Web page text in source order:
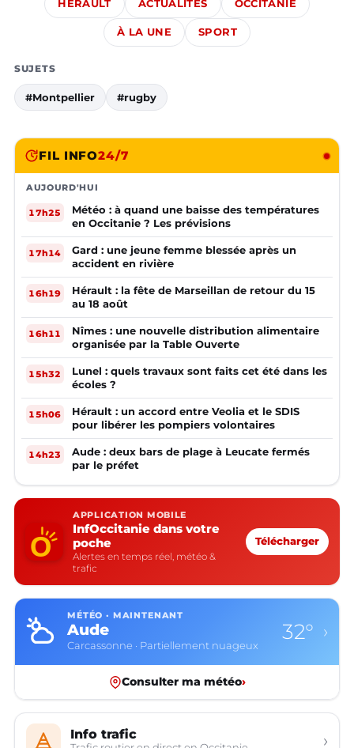
HÉRAULT ACTUALITÉS OCCITANIE
À LA UNE SPORT
SUJETS
#Montpellier #rugby
FIL INFO24/7
AUJOURD'HUI
17h25
Météo : à quand une baisse des températures
en Occitanie ? Les prévisions
17h14
Gard : une jeune femme blessée après un
accident en rivière
16h19
Hérault : la fête de Marseillan de retour du 15
au 18 août
16h11
Nîmes : une nouvelle distribution alimentaire
organisée par la Table Ouverte
15h32
Lunel : quels travaux sont faits cet été dans les
écoles ?
15h06
Hérault : un accord entre Veolia et le SDIS
pour libérer les pompiers volontaires
14h23
Aude : deux bars de plage à Leucate fermés
par le préfet
APPLICATION MOBILE
InfOccitanie dans votre
poche
Alertes en temps réel, météo &
trafic
Télécharger
MÉTÉO · MAINTENANT
Aude
Carcassonne · Partiellement nuageux
32° ›
Consulter ma météo›
Info trafic ›